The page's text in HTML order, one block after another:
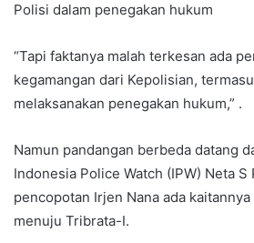
Polisi dalam penegakan hukum
“Tapi faktanya malah terkesan ada
kegamangan dari Kepolisian,
melaksanakan penegakan hukum,” .
Namun pandangan berbeda datang
Indonesia Police Watch (IPW) Neta
pencopotan Irjen Nana ada
menuju Tribrata-I.